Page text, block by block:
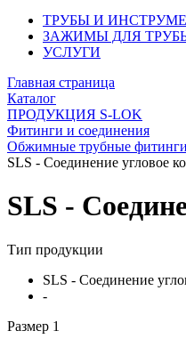
ТРУБЫ И
ЗАЖИМЫ ДЛЯ
УСЛУГИ
Главная страница
Каталог
ПРОДУКЦИЯ S-LOK
Фитинги и соединения
Обжимные трубные
SLS - Соединение угловое
SLS -
Тип продукции
SLS - Соединение
-
Размер 1